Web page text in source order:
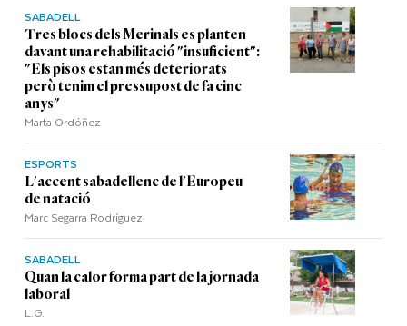
SABADELL
Tres blocs dels Merinals es planten
davant una rehabilitació "insuficient":
"Els pisos estan més deteriorats
però tenim el pressupost de fa cinc
anys"
Marta Ordóñez
ESPORTS
L'accent sabadellenc de l'Europeu
de natació
Marc Segarra Rodríguez
SABADELL
Quan la calor forma part de la jornada
laboral
L.G.